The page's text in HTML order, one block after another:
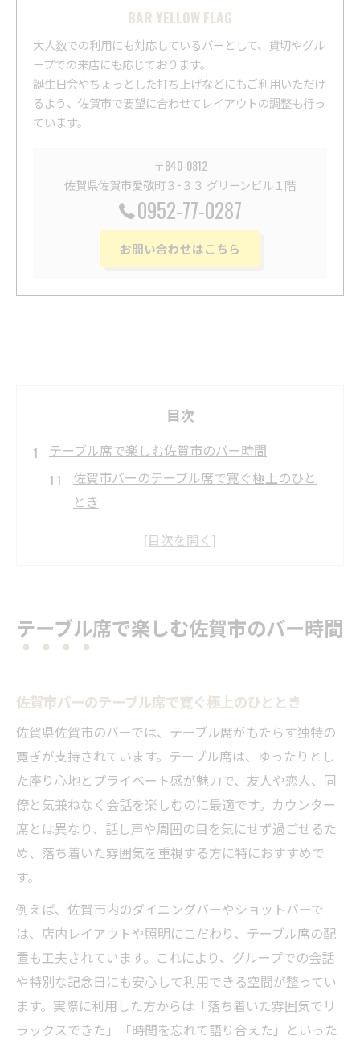
BAR YELLOW FLAG
大人数での利用にも対応しているバーとして、貸切やグル
ープでの来店にも応じております。
誕生日会やちょっとした打ち上げなどにもご利用いただけ
るよう、佐賀市で要望に合わせてレイアウトの調整も行っ
ています。
〒840-0812
佐賀県佐賀市愛敬町３−３３ グリーンビル１階
0952-77-0287
お問い合わせはこちら
目次
テーブル席で楽しむ佐賀市のバー時間
佐賀市バーのテーブル席で寛ぐ極上のひと
とき
術
落ち着いた空間でバーの魅力を再発見
佐賀市バーの落ち着いた空間が生む心地よ
さ
バーでしか味わえない佐賀市の非日常体験
テーブル席で再発見するバーの意外な魅力
とは
佐賀市ウイスキーバーで味わう静かな時間
佐賀市バーのテーブル席活用法ガイド
バーのテーブル席で佐賀市を満喫する使い
方
佐賀市バーのテーブル席で楽しむコース料
テーブル席で楽しむ佐賀市のバー時間
佐賀市バーのテーブル席で寛ぐ極上のひととき
佐賀県佐賀市のバーでは、テーブル席がもたらす独特の
寛ぎが支持されています。テーブル席は、ゆったりとし
た座り心地とプライベート感が魅力で、友人や恋人、同
僚と気兼ねなく会話を楽しむのに最適です。カウンター
席とは異なり、話し声や周囲の目を気にせず過ごせるた
め、落ち着いた雰囲気を重視する方に特におすすめで
す。
例えば、佐賀市内のダイニングバーやショットバーで
は、店内レイアウトや照明にこだわり、テーブル席の配
置も工夫されています。これにより、グループでの会話
や特別な記念日にも安心して利用できる空間が整ってい
ます。実際に利用した方からは「落ち着いた雰囲気でリ
ラックスできた」「時間を忘れて語り合えた」といった